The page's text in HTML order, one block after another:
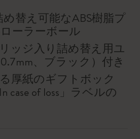
替え可能なABS樹脂プ
ーラーボール
ッジ入り詰め替え用ユ
、ブラック）付き
厚紙のギフトボック
case of loss」ラベルの